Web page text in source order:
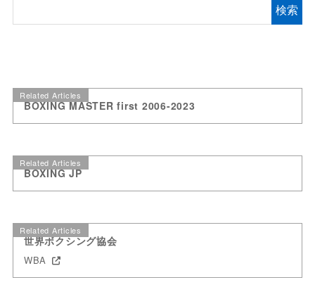
検索
Related Articles
BOXING MASTER first 2006-2023
Related Articles
BOXING JP
Related Articles
世界ボクシング協会
WBA